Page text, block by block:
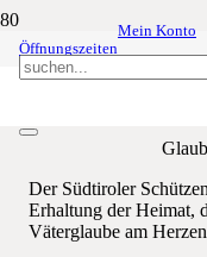
Öffnungszeiten
Mein Konto
Über
Der Südtiroler
Erhaltung der Heimat,
Väterglaube am